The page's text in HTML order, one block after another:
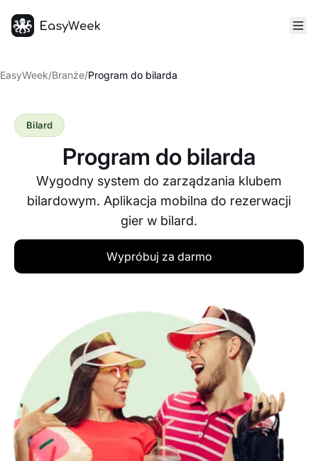
EasyWeek/Branże/Program do bilarda
Program do bilarda
Wygodny system do zarządzania klubem
bilardowym. Aplikacja mobilna do rezerwacji
gier w bilard.
Bilard
Wypróbuj za darmo